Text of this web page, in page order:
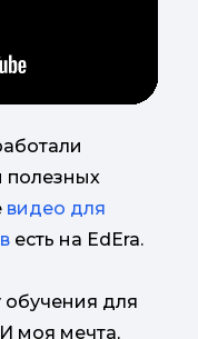
видео для
есть на EdEra.
обучения для
моя мечта,